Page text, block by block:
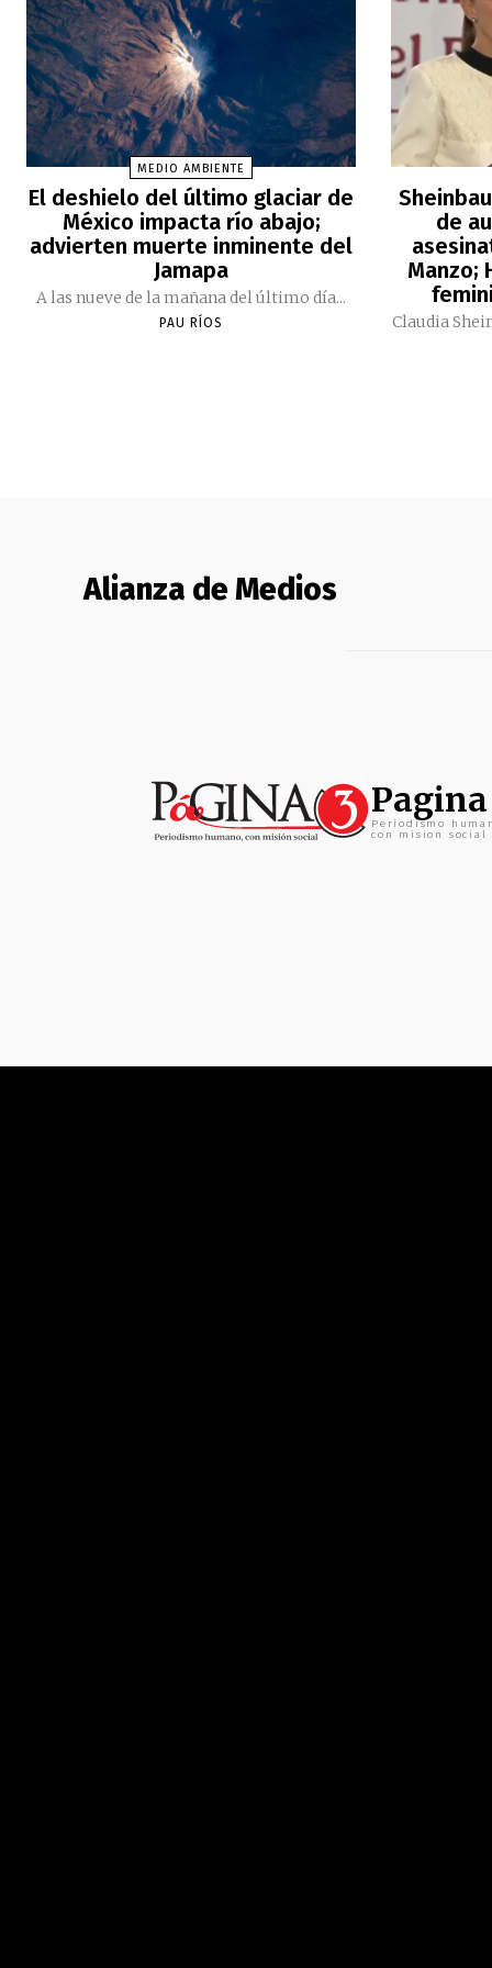
MEDIO AMBIENTE
El deshielo del último glaciar de
México impacta río abajo;
advierten muerte inminente del
Jamapa
A las nueve de la mañana del último día...
PAU RÍOS
de
Manzo;
Claudia
Alianza de Medios
Periodismo
con mision social